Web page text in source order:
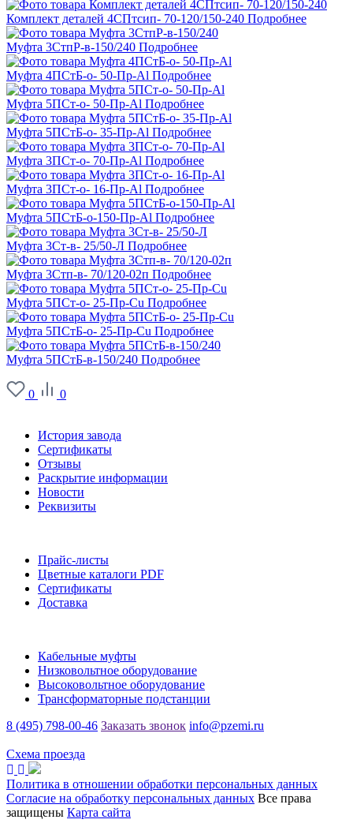
Комплект деталей 4СПтсип- 70-120/150-240 Подробнее
Муфта 3СтпР-в-150/240 Подробнее
Муфта 4ПСтБ-о- 50-Пр-Al Подробнее
Муфта 5ПСт-о- 50-Пр-Al Подробнее
Муфта 5ПСтБ-о- 35-Пр-Al Подробнее
Муфта 3ПСт-о- 70-Пр-Al Подробнее
Муфта 3ПСт-о- 16-Пр-Al Подробнее
Муфта 5ПСтБ-о-150-Пр-Al Подробнее
Муфта 3Ст-в- 25/50-Л Подробнее
Муфта 3Стп-в- 70/120-02п Подробнее
Муфта 5ПСт-о- 25-Пр-Cu Подробнее
Муфта 5ПСтБ-о- 25-Пр-Cu Подробнее
Муфта 5ПСтБ-в-150/240 Подробнее
0
0
История завода
Сертификаты
Отзывы
Раскрытие информации
Новости
Реквизиты
Прайс-листы
Цветные каталоги PDF
Сертификаты
Доставка
Кабельные муфты
Низковольтное оборудование
Высоковольтное оборудование
Трансформаторные подстанции
8 (495) 798-00-46 Заказать звонок info@pzemi.ru
Схема проезда
Политика в отношении обработки персональных данных
Согласие на обработку персональных данных Все права
защищены Карта сайта